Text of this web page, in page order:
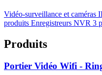
Vidéo-surveillance et caméras
produits Enregistreurs NVR 3
Produits
Portier Vidéo Wifi -